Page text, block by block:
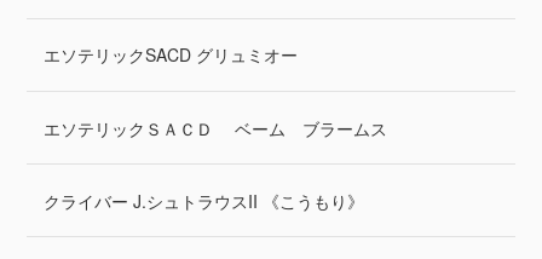
エソテリックSACD グリュミオー
エソテリックＳＡＣＤ ベーム ブラームス
クライバー J.シュトラウスII 《こうもり》